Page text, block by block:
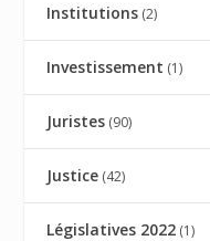
Institutions (2)
Investissement (1)
Juristes (90)
Justice (42)
Législatives 2022 (1)